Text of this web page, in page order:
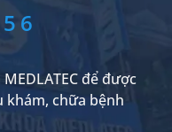
để được
khám, chữa bệnh